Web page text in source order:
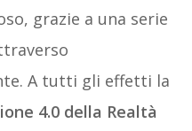
grazie a una serie
A tutti gli effetti la
4.0 della Realtà